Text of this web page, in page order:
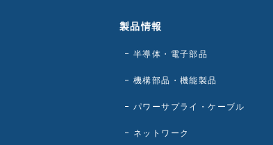
製品情報
半導体・電子部品
機構部品・機能製品
パワーサプライ・ケーブル
ネットワーク